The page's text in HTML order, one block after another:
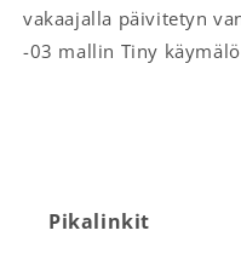
vakaajalla päivitetyn
-03 mallin Tiny
Pikalinkit